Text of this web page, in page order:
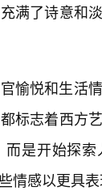
满了诗意和
愉悦和生活
标志着西方
是开始探
感以更具表